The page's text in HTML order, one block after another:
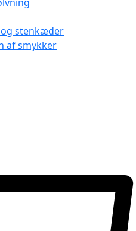
stenkæder
af smykker